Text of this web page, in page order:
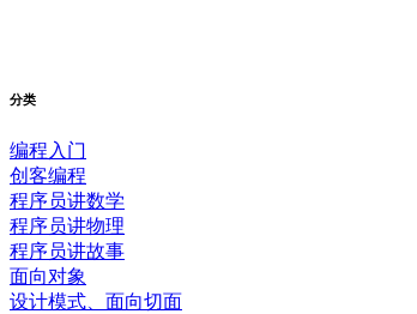
分类
编程入门
创客编程
程序员讲数学
程序员讲物理
程序员讲故事
面向对象
设计模式、面向切面